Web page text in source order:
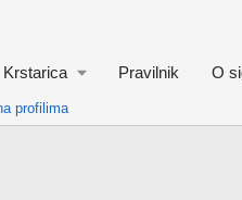
Krstarica Pravilnik O
profilima